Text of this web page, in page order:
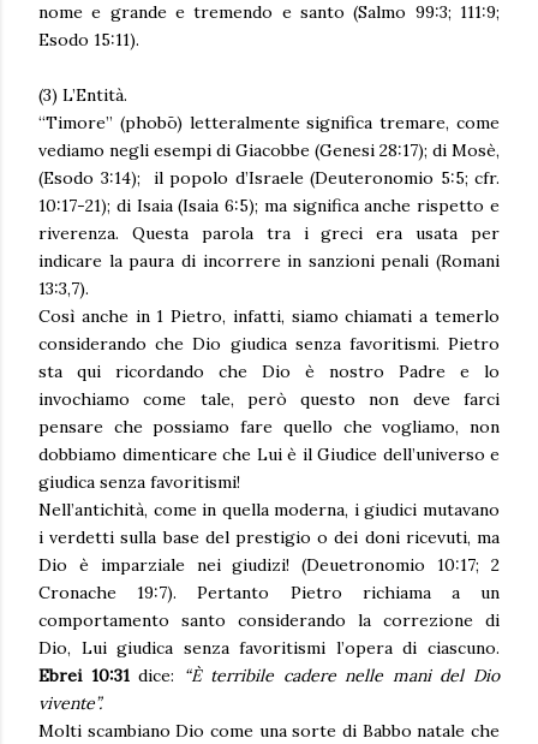
nome e grande e tremendo e santo (Salmo 99:3; 111:9;
Esodo 15:11).
(3) L’Entità.
“Timore” (phobō) letteralmente significa tremare, come
vediamo negli esempi di Giacobbe (Genesi 28:17); di Mosè,
(Esodo 3:14); il popolo d’Israele (Deuteronomio 5:5; cfr.
10:17-21); di Isaia (Isaia 6:5); ma significa anche rispetto e
riverenza. Questa parola tra i greci era usata per
indicare la paura di incorrere in sanzioni penali (Romani
13:3,7).
Così anche in 1 Pietro, infatti, siamo chiamati a temerlo
considerando che Dio giudica senza favoritismi. Pietro
sta qui ricordando che Dio è nostro Padre e lo
invochiamo come tale, però questo non deve farci
pensare che possiamo fare quello che vogliamo, non
dobbiamo dimenticare che Lui è il Giudice dell’universo e
giudica senza favoritismi!
Nell’antichità, come in quella moderna, i giudici mutavano
i verdetti sulla base del prestigio o dei doni ricevuti, ma
Dio è imparziale nei giudizi! (Deuetronomio 10:17; 2
Cronache 19:7). Pertanto Pietro richiama a un
comportamento santo considerando la correzione di
Dio, Lui giudica senza favoritismi l’opera di ciascuno.
Ebrei 10:31dice:
“È terribile cadere nelle mani del Dio
vivente”.
Molti scambiano Dio come una sorte di Babbo natale che